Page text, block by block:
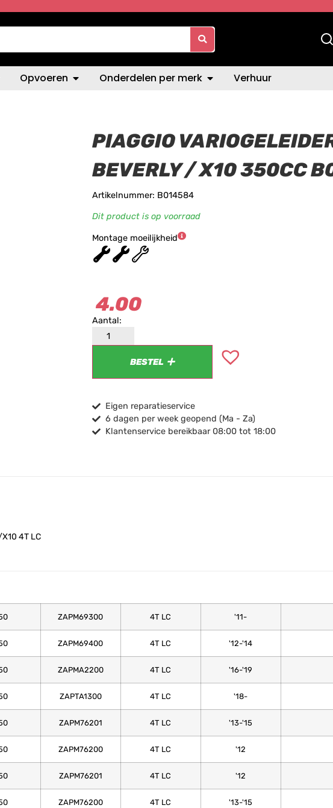
Opvoeren Onderdelen per merk Verhuur
PIAGGIO
BEVERLY / X10 350CC
Artikelnummer: B014584
Dit product is op voorraad
Montage moeilijkheid
★★★
4.00
BESTEL
Eigen reparatieservice
6 dagen per week geopend (Ma - Za)
Klantenservice bereikbaar 08:00 tot 18:00
4T LC
ZAPM69300 4T LC '11-
ZAPM69400 4T LC '12-'14
ZAPMA2200 4T LC '16-'19
ZAPTA1300 4T LC '18-
ZAPM76201 4T LC '13-'15
ZAPM76200 4T LC '12
ZAPM76201 4T LC '12
ZAPM76200 4T LC '13-'15